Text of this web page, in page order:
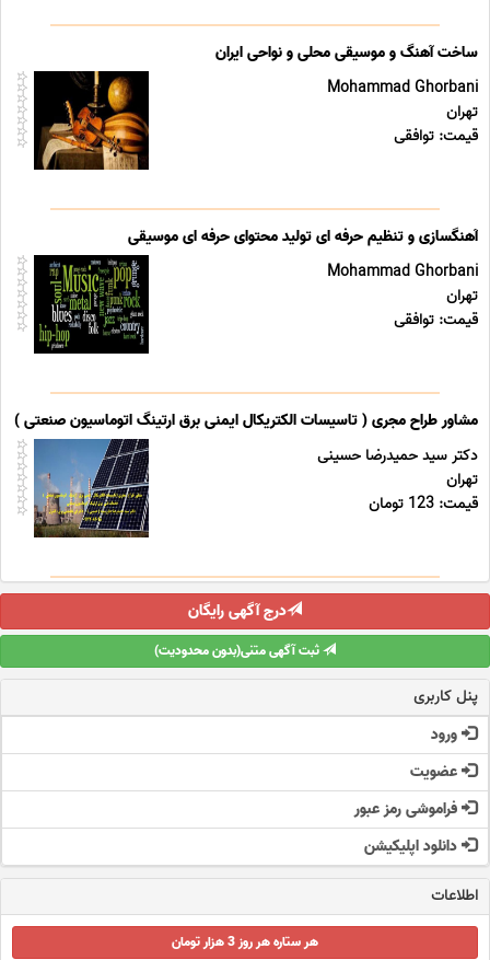
ساخت آهنگ و موسیقی محلی و نواحی ایران
Mohammad Ghorbani
تهران
قیمت: توافقی
آهنگسازی و تنظیم حرفه ای تولید محتوای حرفه ای موسیقی
Mohammad Ghorbani
تهران
قیمت: توافقی
مشاور طراح مجری ( تاسیسات الکتریکال ایمنی برق ارتینگ اتوماسیون صنعتی )
دکتر سید حمیدرضا حسینی
تهران
قیمت: 123 تومان
درج آگهی رایگان
ثبت آگهی متنی(بدون محدودیت)
پنل کاربری
ورود
عضویت
فراموشی رمز عبور
دانلود اپلیکیشن
اطلاعات
هر ستاره هر روز 3 هزار تومان